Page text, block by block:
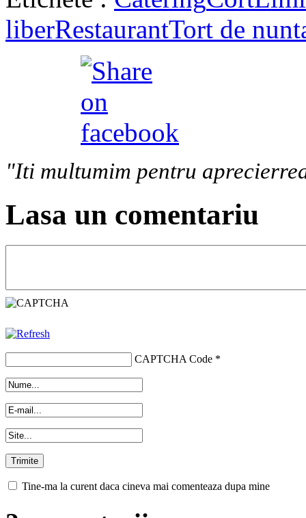
liberRestaurantTort de
"Iti multumim pentru
Lasa un comentariu
CAPTCHA Code *
Tine-ma la curent daca cineva mai comenteaza dupa mine